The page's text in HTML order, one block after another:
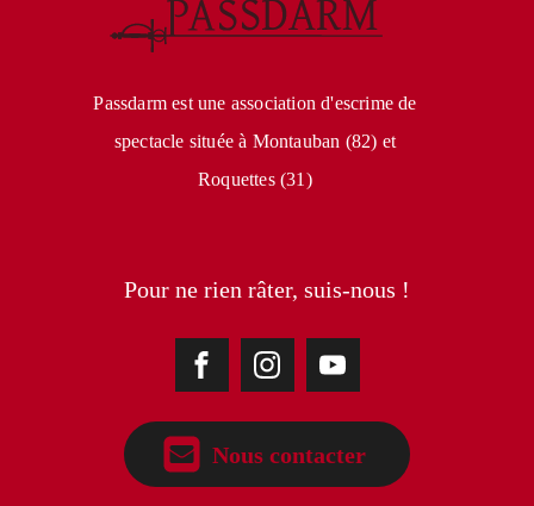
Passdarm est une association d'escrime de
spectacle située à Montauban (82) et
Roquettes (31)
Pour ne rien râter, suis-nous !
Nous contacter